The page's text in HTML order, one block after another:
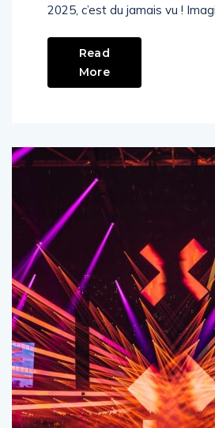
2025, c’est du jamais vu !
Read
More